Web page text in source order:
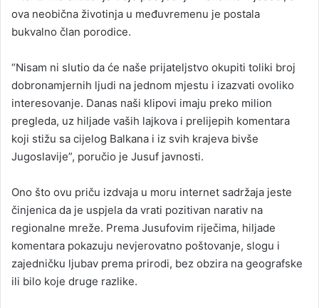
ova neobična životinja u međuvremenu je postala
bukvalno član porodice.
“Nisam ni slutio da će naše prijateljstvo okupiti toliki broj
dobronamjernih ljudi na jednom mjestu i izazvati ovoliko
interesovanje. Danas naši klipovi imaju preko milion
pregleda, uz hiljade vaših lajkova i prelijepih komentara
koji stižu sa cijelog Balkana i iz svih krajeva bivše
Jugoslavije”, poručio je Jusuf javnosti.
Ono što ovu priču izdvaja u moru internet sadržaja jeste
činjenica da je uspjela da vrati pozitivan narativ na
regionalne mreže. Prema Jusufovim riječima, hiljade
komentara pokazuju nevjerovatno poštovanje, slogu i
zajedničku ljubav prema prirodi, bez obzira na geografske
ili bilo koje druge razlike.